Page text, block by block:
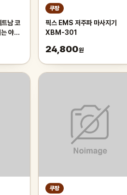
남 코
야자
쿠팡
픽스 EMS 저주파 마사지기
XBM-301
24,800원
쿠팡